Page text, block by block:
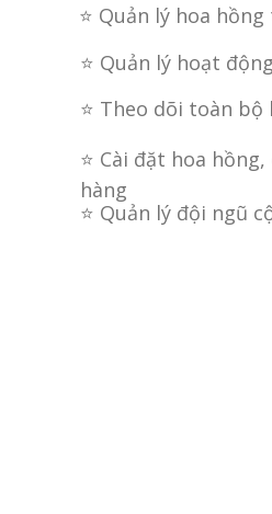
⭐ Quản lý hoa
⭐ Quản lý hoạt
⭐ Theo dõi toàn
⭐ Cài đặt hoa
hàng
⭐ Quản lý đội ngũ